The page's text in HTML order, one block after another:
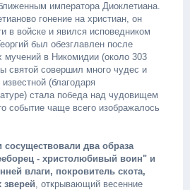
императора Диоклетиана.
гонение на христиан, он
в войске и явился исповедником
был обезглавлен после
мучений в Никомидии (около 303
святой совершил много чудес и
(благодаря
стала победа над чудовищем
событие чаще всего изображалось
два образа
- христолюбивый воин" и
влаги, покровитель скота,
зверей, открывающий весенние